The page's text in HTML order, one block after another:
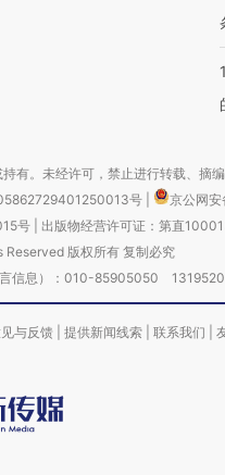
有。未经许可，禁止进行转载、摘
号
京公网
号| 出版物经营许可证：第直
版权所有 复制必究
言信息）：010-85905050
与反馈 提供新闻线索 联系我们